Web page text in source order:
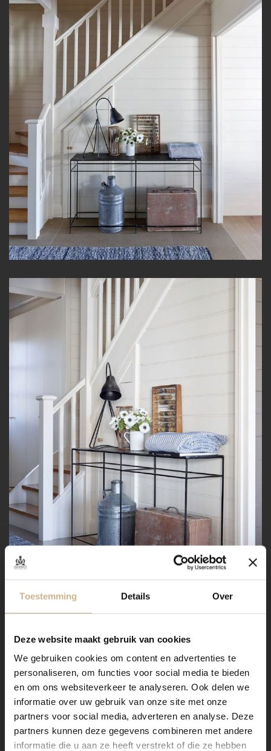
Toestemming Details Over
Deze website maakt gebruik van cookies
We gebruiken cookies om content en advertenties te
personaliseren, om functies voor social media te bieden
en om ons websiteverkeer te analyseren. Ook delen we
informatie over uw gebruik van onze site met onze
partners voor social media, adverteren en analyse. Deze
partners kunnen deze gegevens combineren met andere
informatie die u aan ze heeft verstrekt of die ze hebben